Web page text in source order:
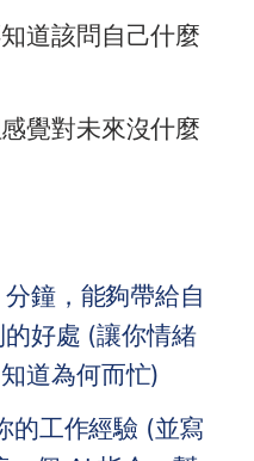
道該問自己什麼
覺對未來沒什麼
分鐘，能夠帶給自
好處 (讓你情緒
道為何而忙)
的工作經驗 (並寫